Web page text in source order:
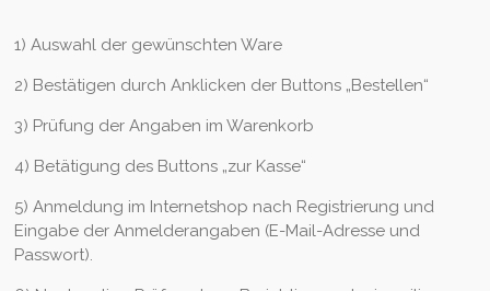
1) Auswahl der gewünschten Ware
2) Bestätigen durch Anklicken der Buttons „Bestellen“
3) Prüfung der Angaben im Warenkorb
4) Betätigung des Buttons „zur Kasse“
5) Anmeldung im Internetshop nach Registrierung und
Eingabe der Anmelderangaben (E-Mail-Adresse und
Passwort).